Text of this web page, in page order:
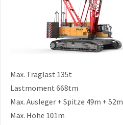
Max. Traglast 135t
Lastmoment 668tm
Max. Ausleger + Spitze 49m + 52m
Max. Höhe 101m